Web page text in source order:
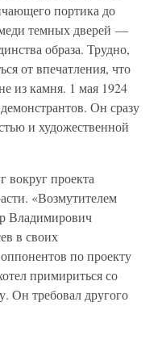
портика до
темных дверей —
образа. Трудно,
от впечатления, что
из камня. 1 мая 1924
Он сразу
и художественной
вокруг проекта
«Возмутителем
Владимирович
в своих
по проекту
примириться со
Он требовал другого